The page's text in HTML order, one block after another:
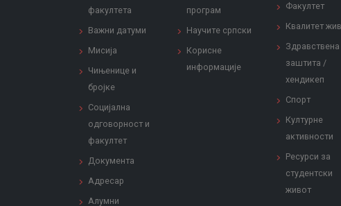
факултета
Важни датуми
Мисија
Чињенице и
бројке
Социјална
одговорност и
факултет
Документа
Адресар
Алумни
програм
Научите српски
Корисне
информације
Факултет
Квалитет
Здравствена
заштита /
хендикеп
Спорт
Културне
активности
Ресурси за
студентски
живот